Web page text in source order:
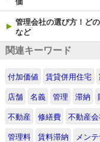
管理会社の選び方！ど
など
関連キーワード
付加価値 賃貸併用住宅
店舗 名義 管理 滞納
不動産 修繕費 不動産会
管理料 賃料滞納 メン